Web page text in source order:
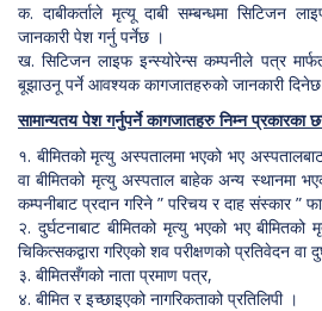
क. दाबीकर्ताले मृत्यू दाबी सम्बन्धमा सिटिजन
जानकारी पेश गर्नु पर्नेछ ।
ख. सिटिजन लाइफ इन्स्योरेन्स कम्पनीले पत्र मार्फत
बूझाउनू पर्ने आवश्यक कागजातहरुको जानकारी
सामान्यतय पेश गर्नुपर्ने कागजातहरु निम्न प्रकारका
१. बीमितको मृत्यु अस्पतालमा भएको भए
वा बीमितको मृत्यु अस्पताल बाहेक अन्य स्थानमा
कम्पनीबाट प्रदान गरिने ” परिचय र दाह संस्कार ”
२. दुर्घटनाबाट बीमितको मृत्यु भएको भए बीमितको
चिकित्सकद्वारा गरिएको शव परीक्षणको प्रतिवेदन
३. बीमितसँगको नाता प्रमाण पत्र,
४. बीमित र इच्छाइएको नागरिकताको प्रतिलिपी ।